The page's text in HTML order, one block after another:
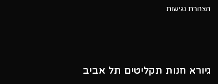
הצהרת נגישות
גיורא חנות תקליטים תל אביב